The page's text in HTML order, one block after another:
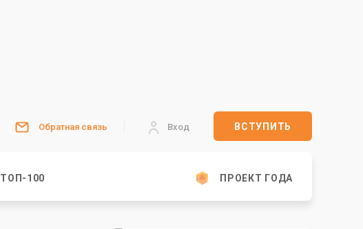
Обратная связь Вход ВСТУПИТЬ
ТОП-100 ПРОЕКТ ГОДА